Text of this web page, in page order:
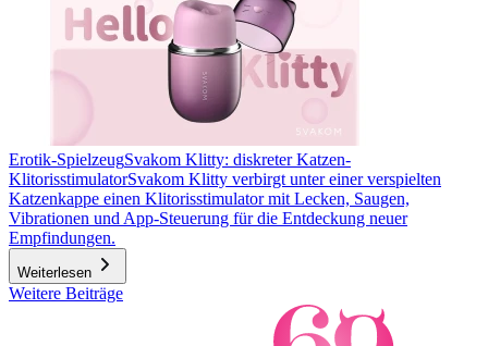
Erotik-SpielzeugSvakom Klitty: diskreter Katzen-
KlitorisstimulatorSvakom Klitty verbirgt unter einer verspielten
Katzenkappe einen Klitorisstimulator mit Lecken, Saugen,
Vibrationen und App-Steuerung für die Entdeckung neuer
Empfindungen.
Weiterlesen
Weitere Beiträge